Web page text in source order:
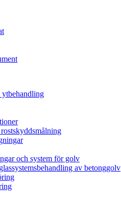
ytbehandling
och system för golv
av betonggolv